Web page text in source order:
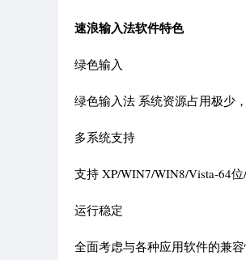
速浪输入法软件特色
绿色输入
绿色输入法 系统资源占用极少
多系统支持
支持 XP/WIN7/WIN8/Vista-64
运行稳定
全面考虑与各种应用软件的兼